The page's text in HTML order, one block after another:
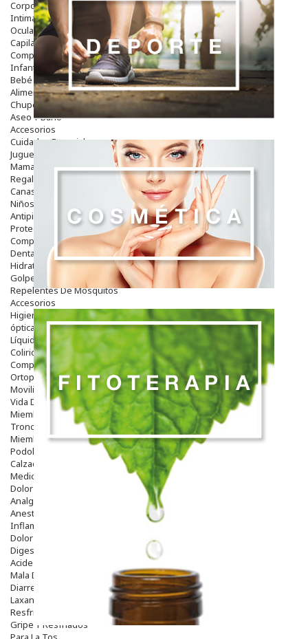
Corporal
Intima
Ocular
Capilar
Complementos
Infantil
Bebé
Alimentación Y Complementos
Chupetes Y Mordedores
Aseo Y Baño
Accesorios
Cuidados Especiales
Juguetes
Mama
Regalos
Canastilla
Niños
Antipiojos
Protección Solar
Complementos Alimentarios
Dentales
Hidratantes
Golpes Y Hematomas
Repelentes De Mosquitos
Accesorios
Higiene
óptica
Líquidos Lentillas
Colirios
Complementos Alimentarios.
Ortopedia - Accesorios
Movilidad
Vida Diaria
Miembro Superior
Tronco
Miembro Inferior
Podología
Calzado
Medicamentos
Dolor E Inflamación
Analgésicos
Anestésicos
Inflamación Articulaciones
Dolor Muscular / Articular
Digestivo
Acidez, Gases Y Ardores
Mala Digestion
Diarrea / Estreñimiento / Vómitos
Laxantes
Resfriados
Gripe Y Resfriados